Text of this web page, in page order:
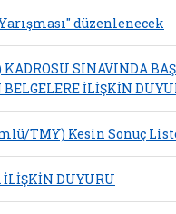
düzenlenecek
SINAVINDA
İLİŞKİN
TMY) Kesin Sonuç
DUYURU